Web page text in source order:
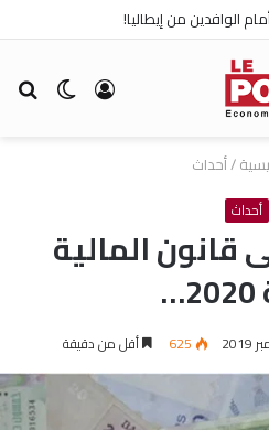
الوافدين من إيطاليا!
الوضع تسجيل
/أحداث
أحداث
قانون المالية
625 أقل من دقيقة